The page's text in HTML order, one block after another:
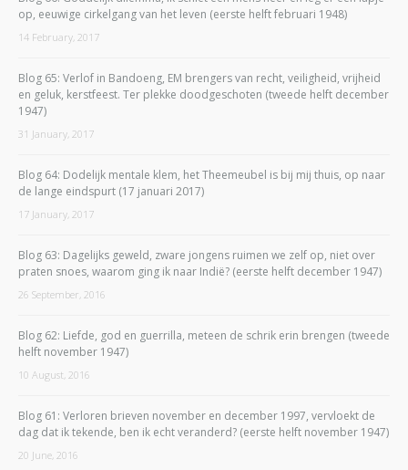
op, eeuwige cirkelgang van het leven (eerste helft februari 1948)
14 February, 2017
Blog 65: Verlof in Bandoeng, EM brengers van recht, veiligheid, vrijheid
en geluk, kerstfeest. Ter plekke doodgeschoten (tweede helft december
1947)
31 January, 2017
Blog 64: Dodelijk mentale klem, het Theemeubel is bij mij thuis, op naar
de lange eindspurt (17 januari 2017)
17 January, 2017
Blog 63: Dagelijks geweld, zware jongens ruimen we zelf op, niet over
praten snoes, waarom ging ik naar Indië? (eerste helft december 1947)
26 September, 2016
Blog 62: Liefde, god en guerrilla, meteen de schrik erin brengen (tweede
helft november 1947)
10 August, 2016
Blog 61: Verloren brieven november en december 1997, vervloekt de
dag dat ik tekende, ben ik echt veranderd? (eerste helft november 1947)
20 June, 2016